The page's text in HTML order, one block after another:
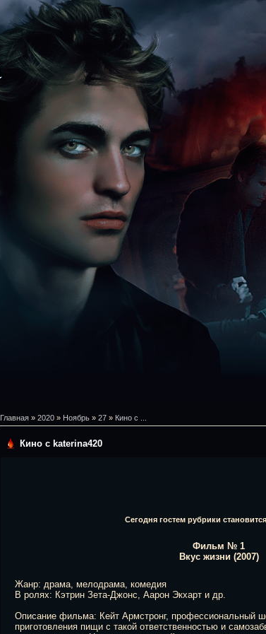
Главная » 2020 » Ноябрь » 27 » Кино с ...
Кино с katerina420
Сегодня гостем рубрики становится
Фильм № 1
Вкус жизни (2007)
Жанр: драма, мелодрама, комедия
В ролях: Кэтрин Зета-Джонс, Аарон Экхарт и др.
Описание фильма: Кейт Армстронг, профессиональный
приготовления пищи с такой ответственностью и